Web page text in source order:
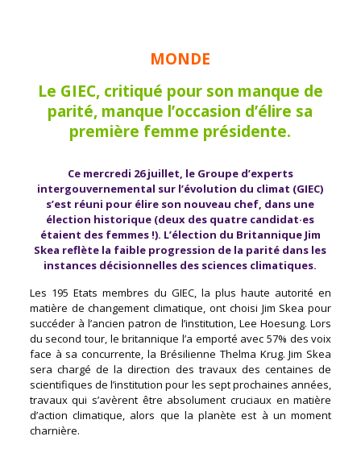
MONDE
Le GIEC, critiqué pour son manque de
parité, manque l’occasion d’élire sa
première femme présidente.
Ce mercredi 26 juillet, le Groupe d’experts
intergouvernemental sur l’évolution du climat (GIEC)
s’est réuni pour élire son nouveau chef, dans une
élection historique (deux des quatre candidat·es
étaient des femmes !). L’élection du Britannique Jim
Skea reflète la faible progression de la parité dans les
instances décisionnelles des sciences climatiques.
Les 195 Etats membres du GIEC, la plus haute autorité en
matière de changement climatique, ont choisi Jim Skea pour
succéder à l’ancien patron de l’institution, Lee Hoesung. Lors
du second tour, le britannique l’a emporté avec 57% des voix
face à sa concurrente, la Brésilienne Thelma Krug. Jim Skea
sera chargé de la direction des travaux des centaines de
scientifiques de l’institution pour les sept prochaines années,
travaux qui s’avèrent être absolument cruciaux en matière
d’action climatique, alors que la planète est à un moment
charnière.